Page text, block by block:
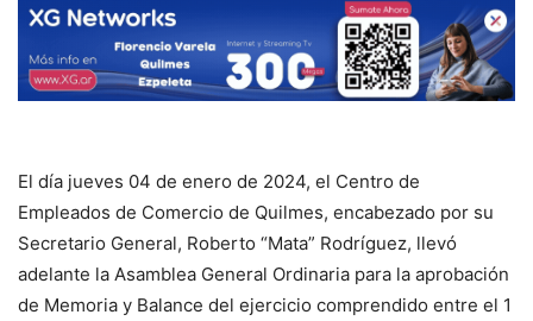
El día jueves 04 de enero de 2024, el Centro de
Empleados de Comercio de Quilmes, encabezado por su
Secretario General, Roberto “Mata” Rodríguez, llevó
adelante la Asamblea General Ordinaria para la aprobación
de Memoria y Balance del ejercicio comprendido entre el 1